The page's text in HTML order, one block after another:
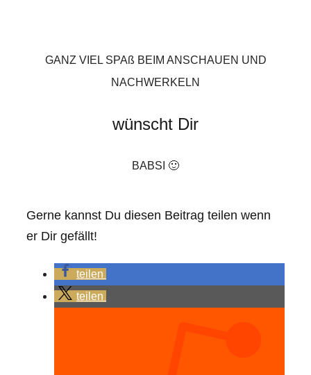
GANZ VIEL SPAß BEIM ANSCHAUEN UND
NACHWERKELN
wünscht Dir
BABSI 🙂
Gerne kannst Du diesen Beitrag teilen wenn
er Dir gefällt!
teilen
teilen